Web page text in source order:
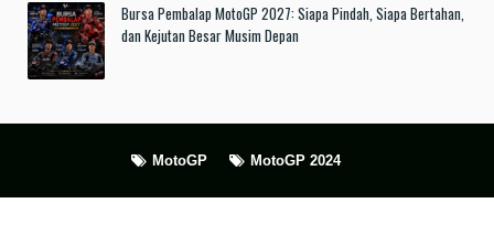
Bursa Pembalap MotoGP 2027: Siapa Pindah, Siapa Bertahan,
dan Kejutan Besar Musim Depan
MotoGP MotoGP 2024